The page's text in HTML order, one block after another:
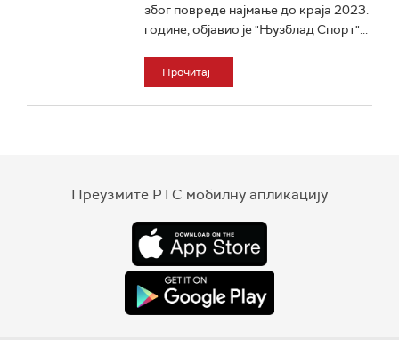
због повреде најмање до краја 2023.
године, објавио је "Њузблад Спорт"...
Прочитај
Преузмите РТС мобилну апликацију